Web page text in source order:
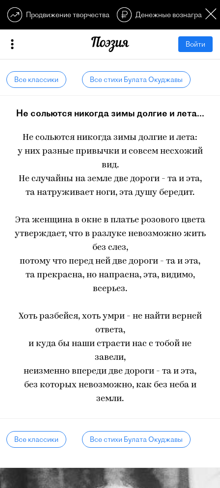
Продвижение творчества Денежные
Войти
Все классики Все стихи Булата Окуджавы
Не сольются никогда зимы долгие и лета...
Не сольются никогда зимы долгие и лета:
у них разные привычки и совсем несхожий
вид.
Не случайны на земле две дороги - та и эта,
та натруживает ноги, эта душу бередит.
Эта женщина в окне в платье розового цвета
утверждает, что в разлуке невозможно жить
без слез,
потому что перед ней две дороги - та и эта,
та прекрасна, но напрасна, эта, видимо,
всерьез.
Хоть разбейся, хоть умри - не найти верней
ответа,
и куда бы наши страсти нас с тобой не
завели,
неизменно впереди две дороги - та и эта,
без которых невозможно, как без неба и
земли.
Все классики Все стихи Булата Окуджавы